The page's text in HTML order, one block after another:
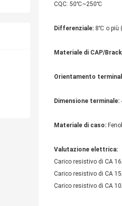
CQC: 50℃~250℃
Differenziale: 8℃ o più
Materiale di CAP/
Orientamento
Dimensione terminale:
Materiale di caso:
Valutazione elettrica:
Carico resistivo di CA
Carico resistivo di CA
Carico resistivo di CA